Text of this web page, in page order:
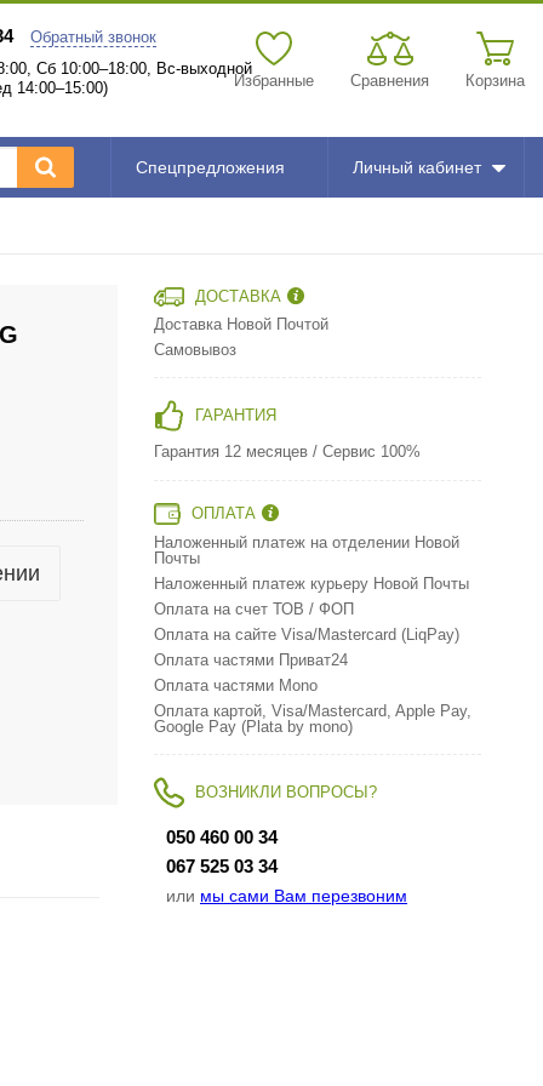
Обратный звонок
Сб 10:00–18:00, Вс-выходной
14:00–15:00)
Избранные Сравнения Корзина
Спецпредложения Личный кабинет
ДОСТАВКА
Доставка Новой Почтой
Самовывоз
ГАРАНТИЯ
Гарантия 12 месяцев / Сервис 100%
ОПЛАТА
Наложенный платеж на отделении Новой
Почты
Наложенный платеж курьеру Новой Почты
Оплата на счет ТОВ / ФОП
Оплата на сайте Visa/Mastercard (LiqPay)
Оплата частями Приват24
Оплата частями Mono
Оплата картой, Visa/Mastercard, Apple Pay,
Google Pay (Plata by mono)
ВОЗНИКЛИ ВОПРОСЫ?
050 460 00 34
067 525 03 34
или мы сами Вам перезвоним